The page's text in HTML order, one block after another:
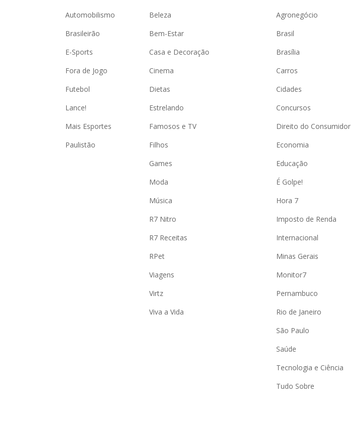
Automobilismo
Brasileirão
E-Sports
Fora de Jogo
Futebol
Lance!
Mais Esportes
Paulistão
Beleza
Bem-Estar
Casa e Decoração
Cinema
Dietas
Estrelando
Famosos e TV
Filhos
Games
Moda
Música
R7 Nitro
R7 Receitas
RPet
Viagens
Virtz
Viva a Vida
Agronegócio
Brasil
Brasília
Carros
Cidades
Concursos
Direito do Consumidor
Economia
Educação
É Golpe!
Hora 7
Imposto de Renda
Internacional
Minas Gerais
Monitor7
Pernambuco
Rio de Janeiro
São Paulo
Saúde
Tecnologia e Ciência
Tudo Sobre